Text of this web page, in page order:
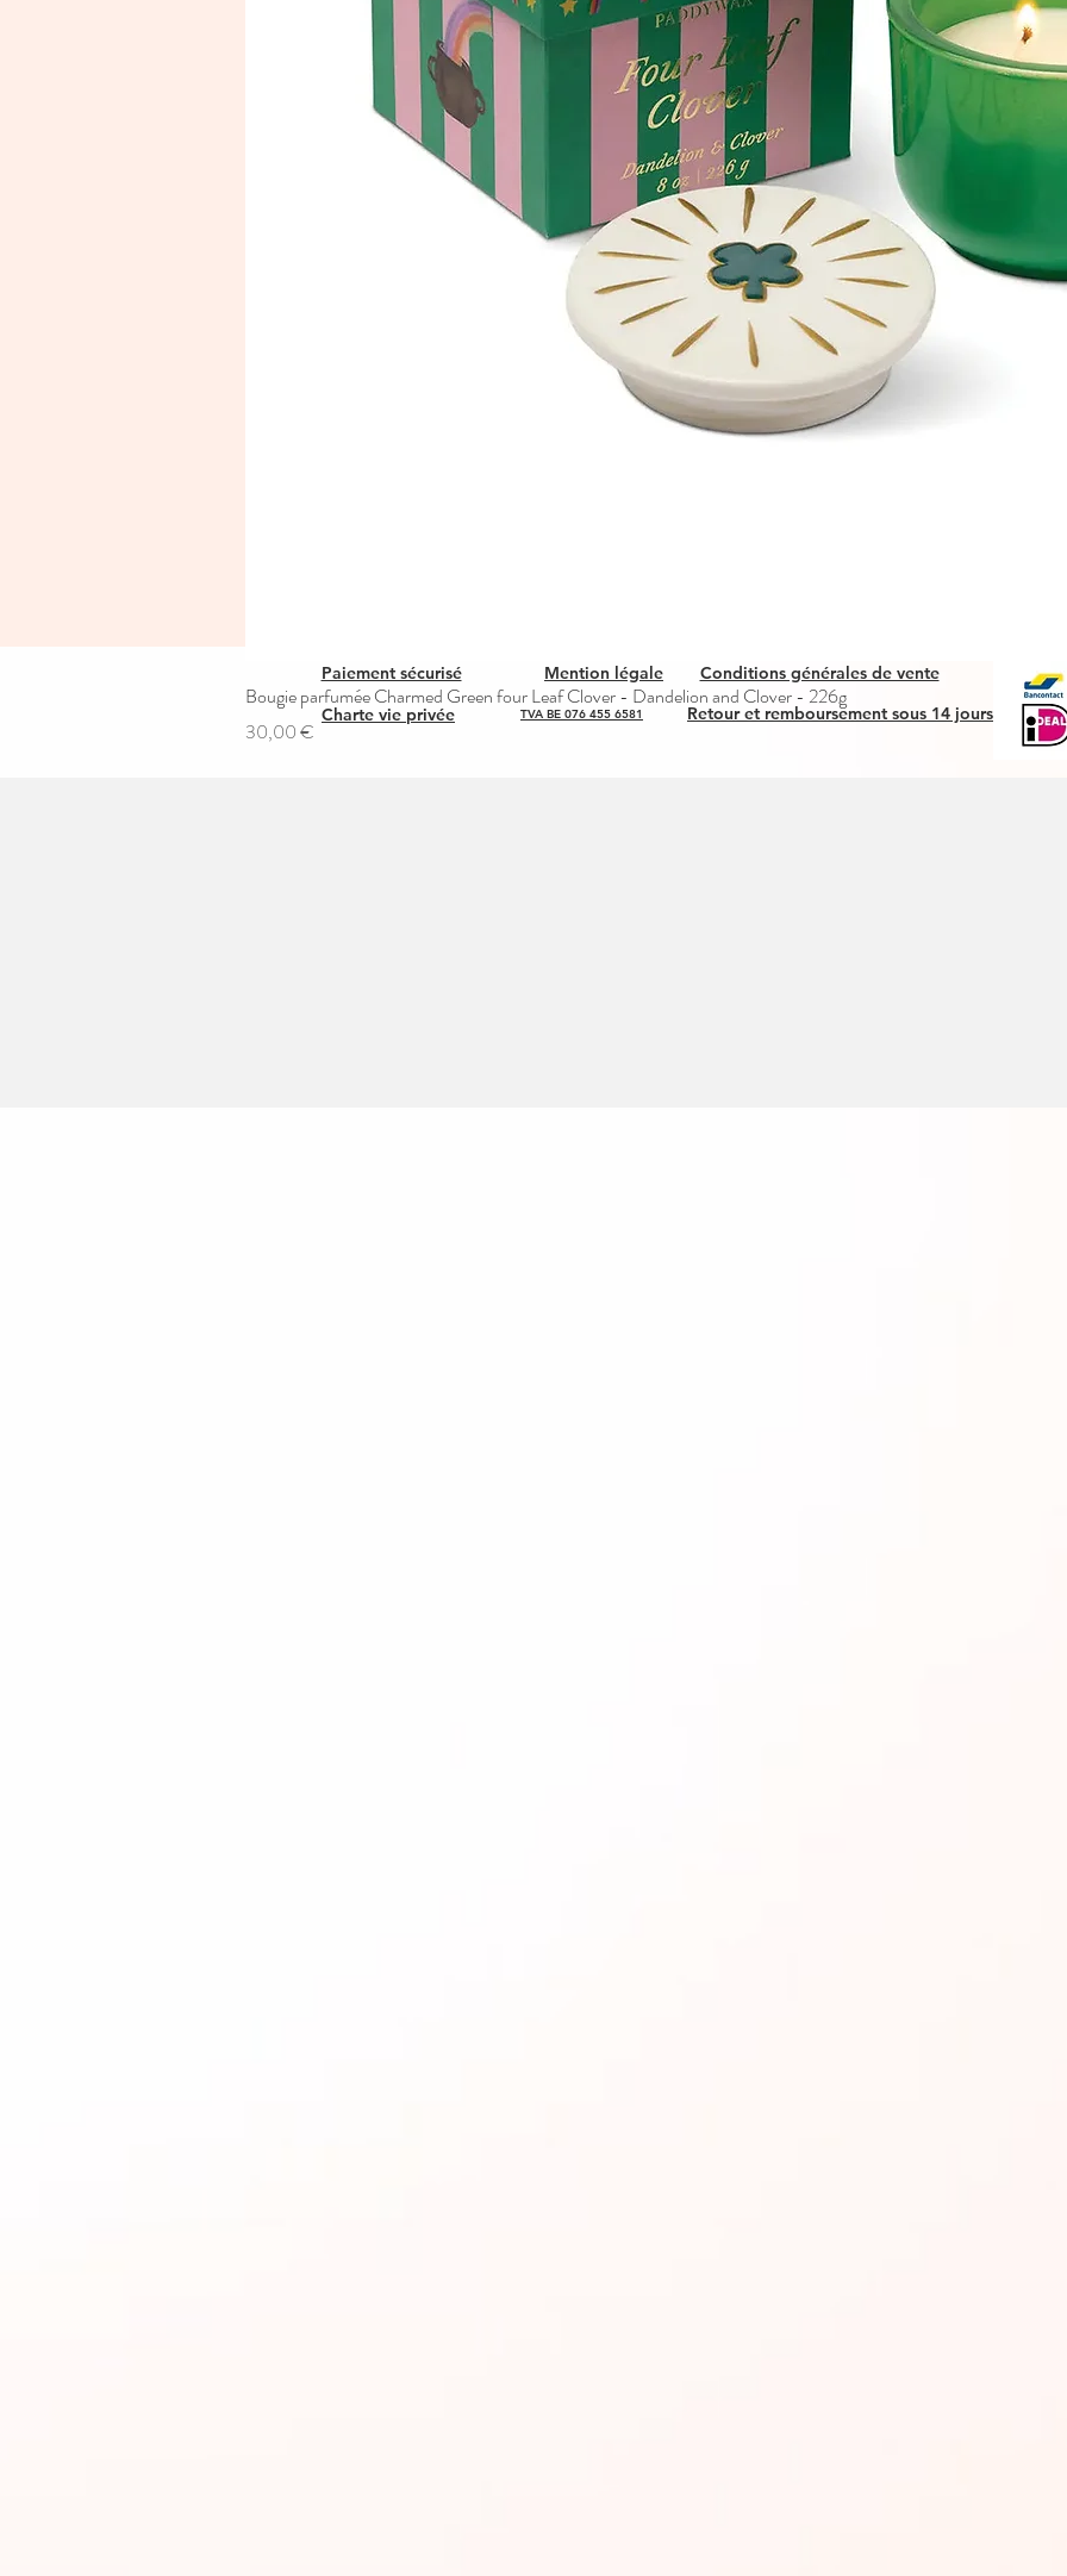
Aperçu rapide
Bougie parfumée Charmed Green four Leaf Clover - Dandelion and Clover - 226g
Prix
30,00 €
Paiement sécurisé Mention légale
Conditions générales de vente
Charte vie privée
Retour et remboursement sous 14 jours
TVA BE 076 455 6581